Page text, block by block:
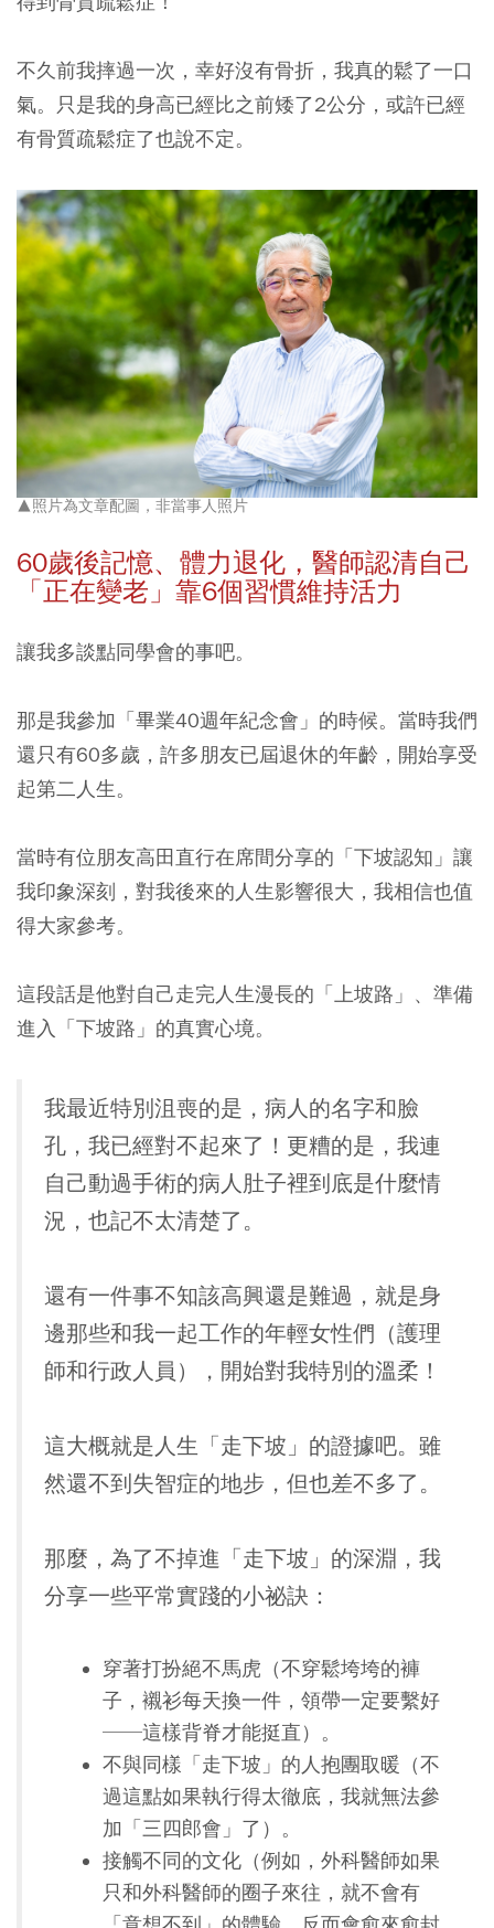
不久前我摔過一次，幸好沒有骨折，我真的鬆了一口
氣。只是我的身高已經比之前矮了2公分，或許已經
有骨質疏鬆症了也說不定。
▲照片為文章配圖，非當事人照片
60歲後記憶、體力退化，醫師認清自己
「正在變老」靠6個習慣維持活力
讓我多談點同學會的事吧。
那是我參加「畢業40週年紀念會」的時候。當時我們
還只有60多歲，許多朋友已屆退休的年齡，開始享受
起第二人生。
當時有位朋友高田直行在席間分享的「下坡認知」讓
我印象深刻，對我後來的人生影響很大，我相信也值
得大家參考。
這段話是他對自己走完人生漫長的「上坡路」、準備
進入「下坡路」的真實心境。
我最近特別沮喪的是，病人的名字和臉
孔，我已經對不起來了！更糟的是，我連
自己動過手術的病人肚子裡到底是什麼情
況，也記不太清楚了。
還有一件事不知該高興還是難過，就是身
邊那些和我一起工作的年輕女性們（護理
師和行政人員），開始對我特別的溫柔！
這大概就是人生「走下坡」的證據吧。雖
然還不到失智症的地步，但也差不多了。
那麼，為了不掉進「走下坡」的深淵，我
分享一些平常實踐的小祕訣：
穿著打扮絕不馬虎（不穿鬆垮垮的褲
子，襯衫每天換一件，領帶一定要繫好
──這樣背脊才能挺直）。
不與同樣「走下坡」的人抱團取暖（不
過這點如果執行得太徹底，我就無法參
加「三四郎會」了）。
接觸不同的文化（例如，外科醫師如果
只和外科醫師的圈子來往，就不會有